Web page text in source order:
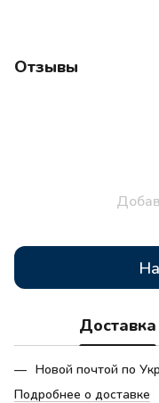
Отзывы
Доставка
Новой почтой по
Подробнее о доставке